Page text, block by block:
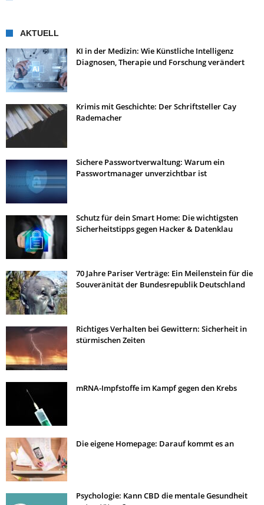
AKTUELL
KI in der Medizin: Wie Künstliche Intelligenz
Diagnosen, Therapie und Forschung verändert
Krimis mit Geschichte: Der Schriftsteller Cay
Rademacher
Sichere Passwortverwaltung: Warum ein
Passwortmanager unverzichtbar ist
Schutz für dein Smart Home: Die wichtigsten
Sicherheitstipps gegen Hacker & Datenklau
70 Jahre Pariser Verträge: Ein Meilenstein für die
Souveränität der Bundesrepublik Deutschland
Richtiges Verhalten bei Gewittern: Sicherheit in
stürmischen Zeiten
mRNA-Impfstoffe im Kampf gegen den Krebs
Die eigene Homepage: Darauf kommt es an
Psychologie: Kann CBD die mentale Gesundheit